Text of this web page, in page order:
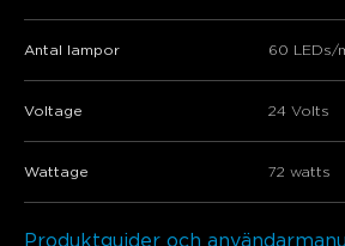
Antal lampor 60 LEDs/
Voltage 24 Volts
Wattage 72 watts
Produktguider och